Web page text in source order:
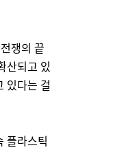
쟁의 끝
산되고 있
있다는 걸
플라스틱